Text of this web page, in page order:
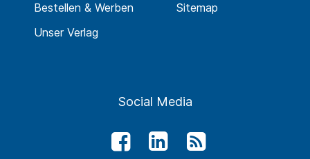
Bestellen & Werben
Unser Verlag
Sitemap
Social Media